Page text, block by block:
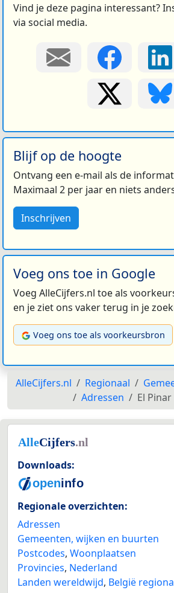
Vind je deze pagina interessant?
via social media.
Blijf op de hoogte
Ontvang een e-mail als de
Maximaal 2 per jaar en niets
Inschrijven
Voeg ons toe in Google
Voeg AlleCijfers.nl toe als
en je ziet ons vaker terug in je
Voeg ons toe als voorkeursbron
AlleCijfers.nl Regionaal
Adressen
El Pinar
Downloads:
Regionale overzichten:
Adressen
Gemeenten, wijken en buurten
Postcodes, Woonplaatsen
Provincies, Nederland
Landen wereldwijd, België